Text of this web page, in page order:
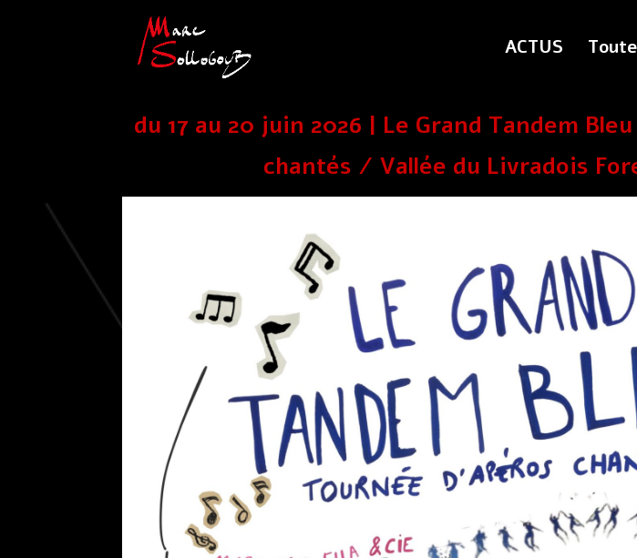
ACTUS
du 17 au 20 juin 2026 | Le Grand Tandem
chantés / Vallée du Livradois